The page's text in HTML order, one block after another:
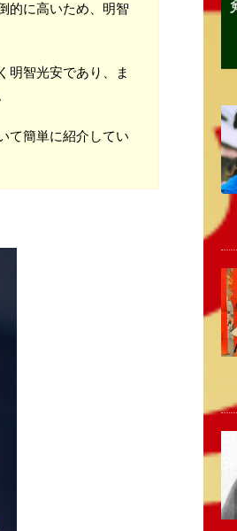
的に高いため、明智
明智光安であり、ま
て簡単に紹介してい